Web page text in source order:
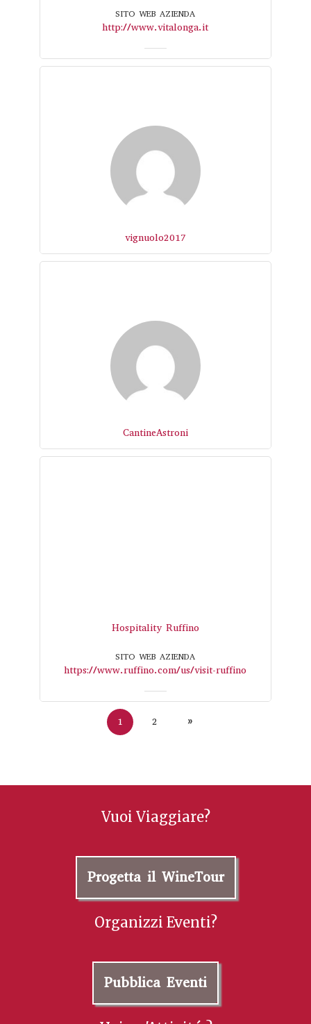
SITO WEB AZIENDA
http://www.vitalonga.it
vignuolo2017
CantineAstroni
Hospitality Ruffino
SITO WEB AZIENDA
https://www.ruffino.com/us/visit-ruffino
1 2 »
Vuoi Viaggiare?
Progetta il WineTour
Organizzi Eventi?
Pubblica Eventi